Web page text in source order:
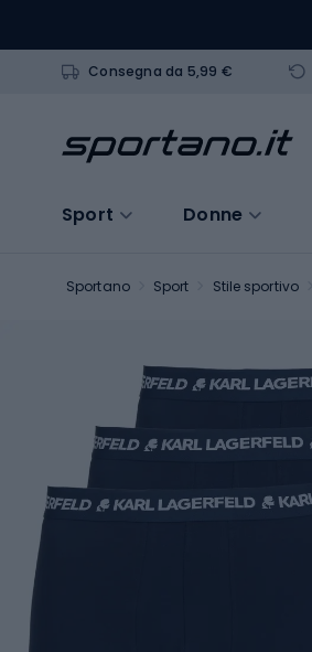
Consegna da 5,99 €
Sport Donne
Sportano Sport Stile sportivo